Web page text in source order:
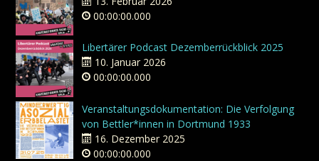
00:00:00.000
Libertärer Podcast Dezemberrückblick 2025
10. Januar 2026
00:00:00.000
Veranstaltungsdokumentation: Die Verfolgung
von Bettler*innen in Dortmund 1933
16. Dezember 2025
00:00:00.000